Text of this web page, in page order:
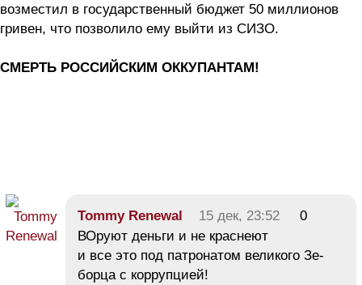
возместил в государственный бюджет 50 миллионов
гривен, что позволило ему выйти из СИЗО.
СМЕРТЬ РОССИЙСКИМ ОККУПАНТАМ!
Tommy Renewal 15 дек, 23:52
0
ВОруют деньги и не краснеют
и все это под патронатом великого Зе-
борца с коррупцией!